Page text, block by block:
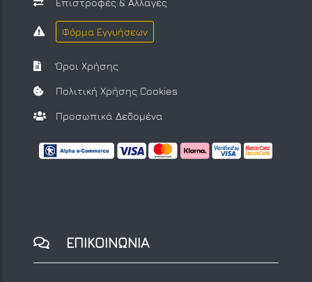
Φόρμα Εγγυήσεων
Όροι Χρήσης
Πολιτική Χρήσης Cookies
Προσωπικά Δεδομένα
ΕΠΙΚΟΙΝΩΝΙΑ